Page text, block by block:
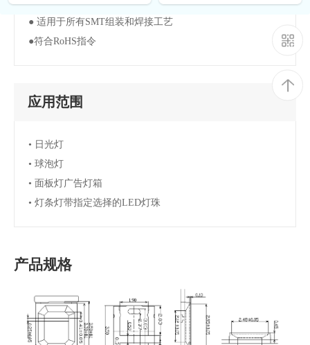
● 适用于所有SMT组装和焊接工艺
●符合RoHS指令
应用范围
• 日光灯
• 球泡灯
• 面板灯广告灯箱
• 灯条灯带指定选择的LED灯珠
产品规格